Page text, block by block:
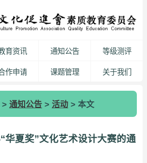
育资讯 通知公告 等级测评
作申请 课题管理 关于我们
> 通知公告> 活动> 本文
华夏奖”文化艺术设计大赛的通